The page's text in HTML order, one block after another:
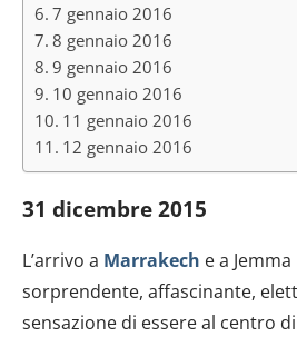
7 gennaio 2016
8 gennaio 2016
9 gennaio 2016
10 gennaio 2016
11 gennaio 2016
12 gennaio 2016
31 dicembre 2015
L’arrivo a Marrakech e a
sorprendente, affascinante,
sensazione di essere al centro